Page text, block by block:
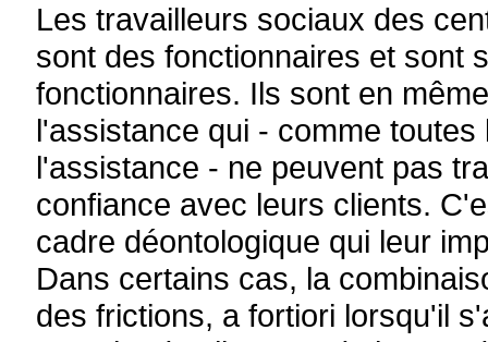
Les travailleurs sociaux des
sont des fonctionnaires et sont
fonctionnaires. Ils sont en
l'assistance qui - comme
l'assistance - ne peuvent pas
confiance avec leurs clients.
cadre déontologique qui leur
Dans certains cas, la
des frictions, a fortiori lorsqu'il